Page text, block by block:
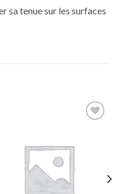
sa tenue sur les surfaces